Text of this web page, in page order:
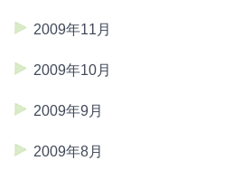
2009年11月
2009年10月
2009年9月
2009年8月